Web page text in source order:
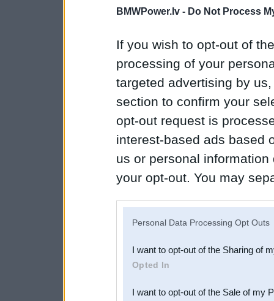
BMWPower.lv - Do Not Process
If you wish to opt-out of
processing of your
targeted advertising by
section to confirm your
opt-out request is
interest-based ads based
us or personal
your opt-out. You may
Downstream Participants
third parties.
Personal Data Processing Opt Outs
I want to opt-out of the Sharing of
Opted In
I want to opt-out of the Sale of my